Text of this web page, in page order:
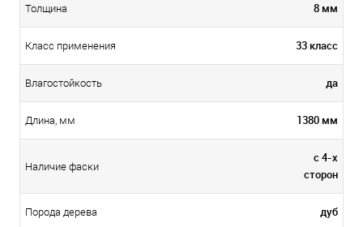
Толщина 8 мм
Класс применения 33 класс
Влагостойкость да
Длина, мм 1380 мм
Наличие фаски
с 4-х
сторон
Порода дерева дуб